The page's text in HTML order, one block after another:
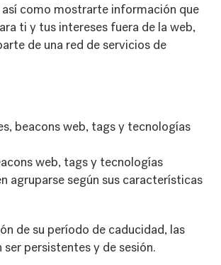
como mostrarte información que
ti y tus intereses fuera de la web,
de una red de servicios de
beacons web, tags y tecnologías
web, tags y tecnologías
agruparse según sus características
de su período de caducidad, las
ser persistentes y de sesión.